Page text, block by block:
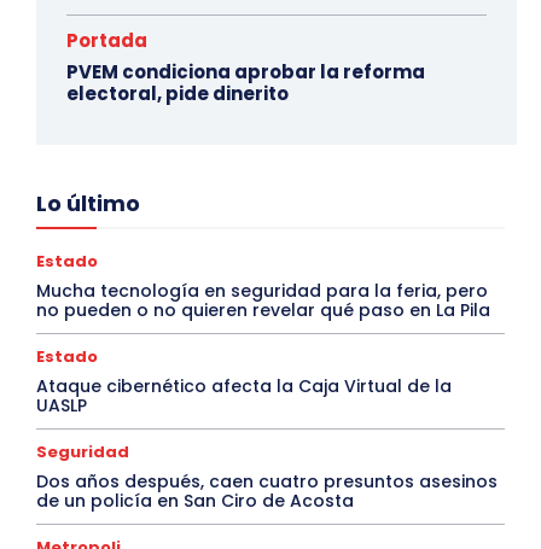
Portada
PVEM condiciona aprobar la reforma
electoral, pide dinerito
Lo último
Estado
Mucha tecnología en seguridad para la feria, pero
no pueden o no quieren revelar qué paso en La Pila
Estado
Ataque cibernético afecta la Caja Virtual de la
UASLP
Seguridad
Dos años después, caen cuatro presuntos asesinos
de un policía en San Ciro de Acosta